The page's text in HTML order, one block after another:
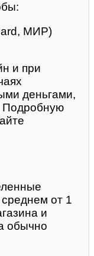
МИР)
и при
деньгами,
Подробную
от 1
и
обычно